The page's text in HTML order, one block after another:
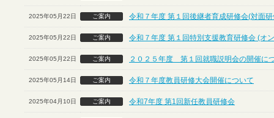
2025年05月22日 ご案内 令和７年度 第１回後継者育成研修会(対面
2025年05月22日 ご案内 令和７年度 第１回特別支援教育研修会 (オ
2025年05月22日 ご案内 ２０２５年度 第１回就職説明会の開催に
2025年05月14日 ご案内 令和７年度教員研修大会開催について
2025年04月10日 ご案内 令和7年度 第1回新任教員研修会